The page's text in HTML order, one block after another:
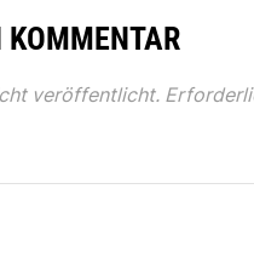
KOMMENTAR
veröffentlicht.